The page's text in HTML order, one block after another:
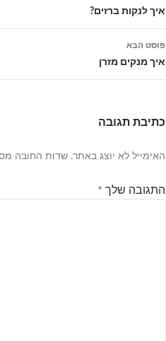
בפוסטים
איך לנקות ברזים?
פוסט הבא
איך מנקים מזרן
כתיבת תגובה
האימייל לא יוצג באתר. שדות החובה
התגובה שלך *